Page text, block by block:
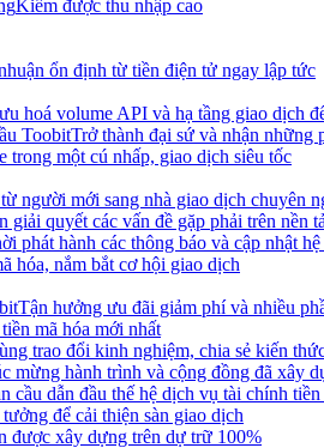
Kiếm được thu nhập cao
ổn định từ tiền điện tử ngay lập tức
hoá volume API và hạ tầng giao dịch
ToobitTrở thành đại sứ và nhận những
trong một cú nhấp, giao dịch siêu tốc
người mới sang nhà giao dịch chuyên
giải quyết các vấn đề gặp phải trên nền
phát hành các thông báo và cập nhật
hóa, nắm bắt cơ hội giao dịch
Tận hưởng ưu đãi giảm phí và nhiều
mã hóa mới nhất
trao đổi kinh nghiệm, chia sẻ kiến
mừng hành trình và cộng đồng đã xây
cầu dẫn đầu thế hệ dịch vụ tài chính
để cải thiện sàn giao dịch
được xây dựng trên dự trữ 100%